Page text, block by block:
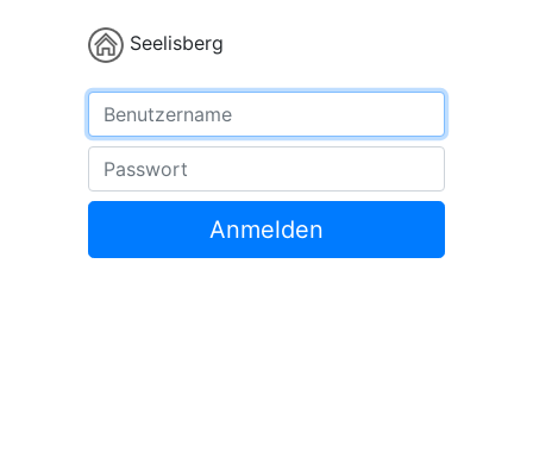
Seelisberg
Benutzername
Passwort
Anmelden